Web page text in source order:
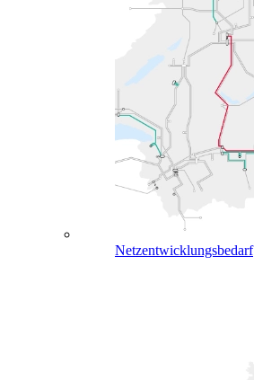
Netzentwicklungsbedarf